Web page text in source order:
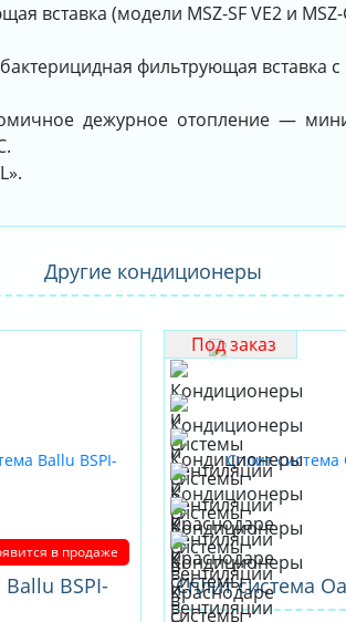
вставка (модели MSZ-SF VE2 и MSZ-
фильтрующая вставка с
дежурное отопление —
Другие кондиционеры
в продаже
BSPI-
Под заказ
Сплит система